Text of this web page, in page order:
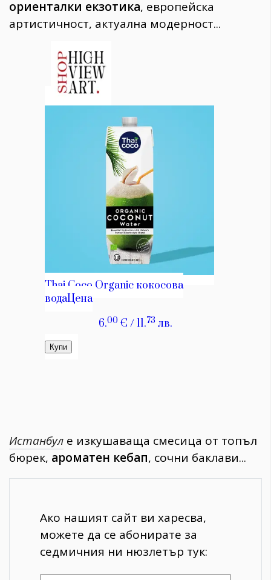
ориенталки екзотика, европейска
артистичност, актуална модерност...
Истанбул е изкушаваща смесица от топъл
бюрек, ароматен кебап, сочни баклави...
Ако нашият сайт ви харесва,
можете да се абонирате за
седмичния ни нюзлетър тук: